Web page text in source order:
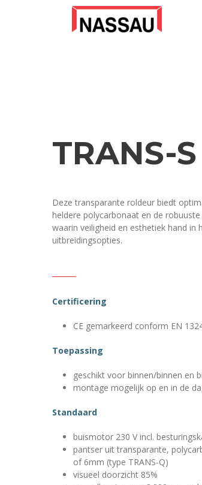
TRANS-
Deze transparante roldeur biedt
heldere polycarbonaat en de
waarin veiligheid en esthetiek hand in
uitbreidingsopties.
Certificering
CE gemarkeerd conform EN
Toepassing
geschikt voor binnen/binnen en
montage mogelijk op en in de
Standaard
buismotor 230 V incl.
pantser uit transparante,
of 6mm (type TRANS-Q)
visueel doorzicht 85%